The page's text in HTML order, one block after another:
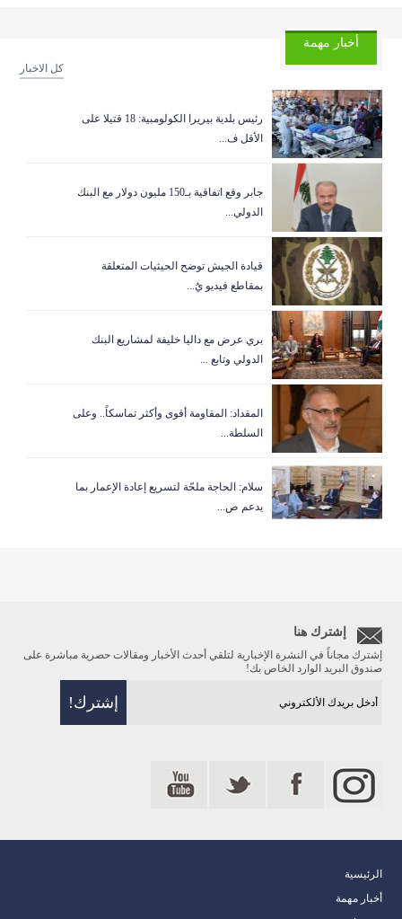
أخبار مهمة
كل الاخبار
رئيس بلدية بيريرا الكولومبية: 18 قتيلا على
الأقل ف...
جابر وقع اتفاقية بـ150 مليون دولار مع البنك
الدولي...
قيادة الجيش توضح الحيثيات المتعلقة
بمقاطع فيديو يُ...
بري عرض مع داليا خليفة لمشاريع البنك
الدولي وتابع ...
المقداد: المقاومة أقوى وأكثر تماسكاً.. وعلى
السلطة...
سلام: الحاجة ملحّة لتسريع إعادة الإعمار بما
يدعم ص...
إشترك هنا
إشترك مجاناً في النشرة الإخبارية لتلقي أحدث الأخبار ومقالات حصرية مباشرة على
صندوق البريد الوارد الخاص بك!
الرئيسية
أخبار مهمة